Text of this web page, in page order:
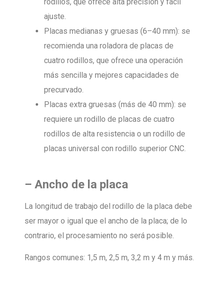
ajuste.
Placas medianas y gruesas (6–40 mm): se
recomienda una roladora de placas de
cuatro rodillos, que ofrece una operación
más sencilla y mejores capacidades de
precurvado.
Placas extra gruesas (más de 40 mm): se
requiere un rodillo de placas de cuatro
rodillos de alta resistencia o un rodillo de
placas universal con rodillo superior CNC.
– Ancho de la placa
La longitud de trabajo del rodillo de la placa debe
ser mayor o igual que el ancho de la placa; de lo
contrario, el procesamiento no será posible.
Rangos comunes: 1,5 m, 2,5 m, 3,2 m y 4 m y más.